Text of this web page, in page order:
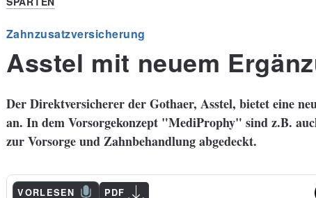
Zahnzusatzversicherung
Asstel mit neuem
Der Direktversicherer der Gothaer, Asstel, bietet eine
an. In dem Vorsorgekonzept "MediProphy" sind z.B.
zur Vorsorge und Zahnbehandlung abgedeckt.
VORLESEN PDF